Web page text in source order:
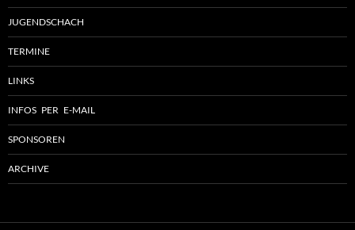
JUGENDSCHACH
TERMINE
LINKS
INFOS PER E-MAIL
SPONSOREN
ARCHIVE